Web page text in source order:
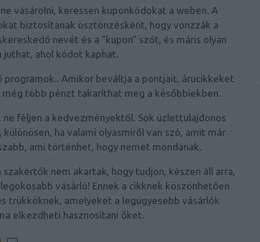
vásárolni, keressen kuponkódokat a weben. A
biztosítanak ösztönzésként, hogy vonzzák a
nevét és a "kupon" szót, és máris olyan
juthat, ahol kódot kaphat.
Amikor beváltja a pontjait, árucikkeket
több pénzt takaríthat meg a későbbiekben.
féljen a kedvezményektől. Sok üzlettulajdonos
ha valami olyasmiről van szó, amit már
ami történhet, hogy nemet mondanak.
nem akartak, hogy tudjon, készen áll arra,
vásárló! Ennek a cikknek köszönhetően
trükköknek, amelyeket a legügyesebb vásárlók
elkezdheti hasznosítani őket.